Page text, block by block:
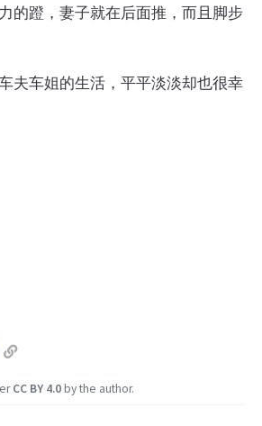
的蹬，妻子就在后面推，而且脚步
夫车姐的生活，平平淡淡却也很幸
CC BY 4.0by the author.